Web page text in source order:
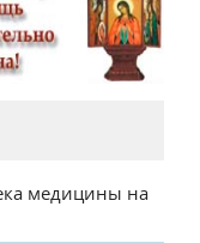
медицины на